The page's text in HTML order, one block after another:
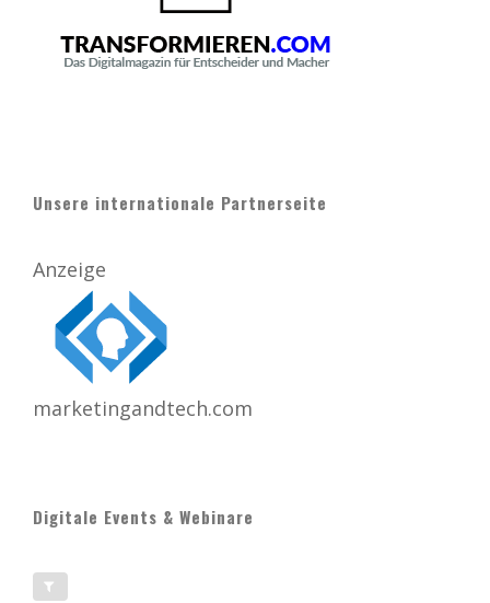
Unsere internationale Partnerseite
Anzeige
marketingandtech.com
Digitale Events & Webinare